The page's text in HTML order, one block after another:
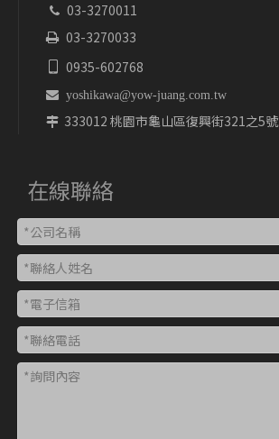
 03-3270011
 03-3270033
0935-602768
 yoshikawa@yow-juang.com.tw
 333012 桃園市龜山區復興街321之5號
在線聯絡